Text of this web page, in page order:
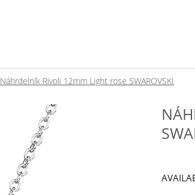
Náhrdelník Rivoli 12mm Light rose SWAROVSKI